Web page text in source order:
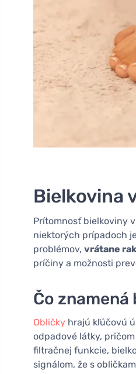
Bielkovina
Prítomnosť bielkoviny
niektorých prípadoch
problémov, vrátane
príčiny a možnosti
Čo znamená
Obličky hrajú kľúčovú
odpadové látky,
filtračnej funkcie,
signálom, že s